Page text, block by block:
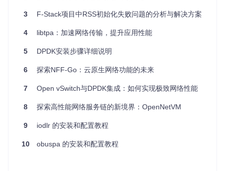
高可扩展性: 支持多核心处理器，能轻松应对高并发请求。
现有功能无缝集成。
障排除。
通过以上分析，我们可以看到，dpdk-nginx 是一款面向未来的
发者、运维人员还是企业决策者，dpdk-nginx 都值得您深入了
的服务架构。
3 F-Stack项目中RSS初始化失败问题的分析与解决方案
4 libtpa：加速网络传输，提升应用性能
5 DPDK安装步骤详细说明
6 探索NFF-Go：云原生网络功能的未来
7 Open vSwitch与DPDK集成：如何实现极致网络性能
8 探索高性能网络服务链的新境界：OpenNetVM
9 iodlr 的安装和配置教程
10 obuspa 的安装和配置教程